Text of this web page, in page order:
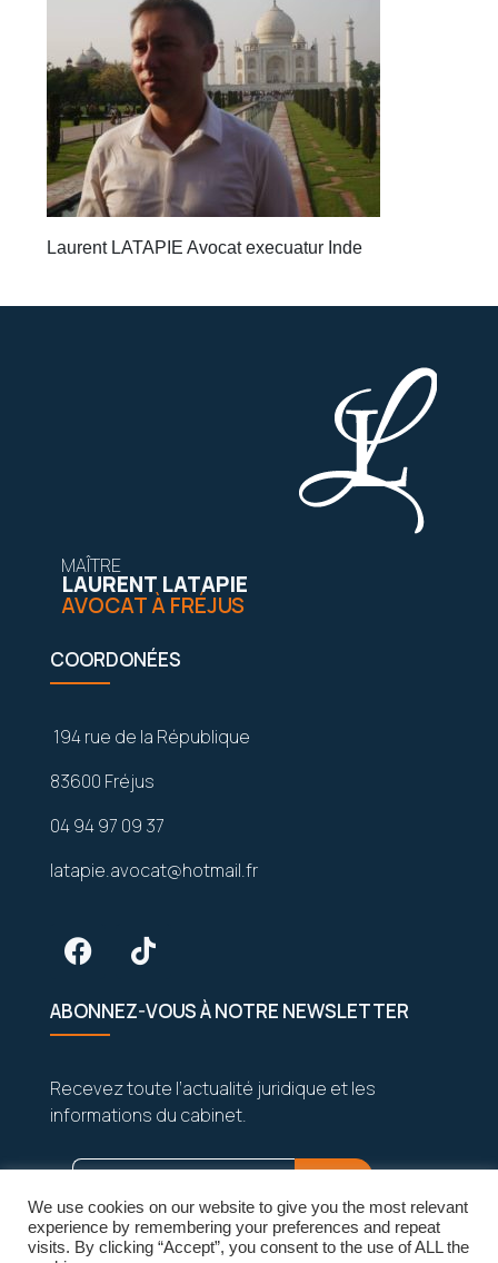
Laurent LATAPIE Avocat execuatur Inde
MAÎTRE
LAURENT LATAPIE
AVOCAT À FRÉJUS
COORDONÉES
194 rue de la République
83600 Fréjus
04 94 97 09 37
latapie.avocat@hotmail.fr
ABONNEZ-VOUS À NOTRE NEWSLETTER
Recevez toute l’actualité juridique et les
informations du cabinet.
We use cookies on our website to give you the most relevant
experience by remembering your preferences and repeat
visits. By clicking “Accept”, you consent to the use of ALL the